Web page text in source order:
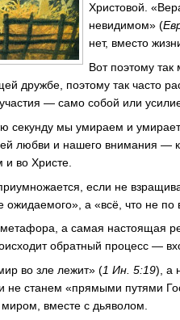
Христовой.
невидимом» (
нет, вместо
Вот поэтому
дружбе, поэтому так часто
— само собой или
секунду мы умираем и
любви и нашего внимания —
во Христе.
если не
ожидаемого», а «всё, что не
а самая настоящая
обратный процесс —
во зле лежит» (1 Ин. 5:19), а
не станем «прямыми путями
вместе с дьяволом.